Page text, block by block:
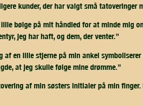
kunder, der har valgt små tatoveringer
lille bølge på mit håndled for at minde mig
jeg har haft, og dem, der venter.”
af en lille stjerne på min ankel
at jeg skulle følge mine drømme.”
af min søsters initialer på min